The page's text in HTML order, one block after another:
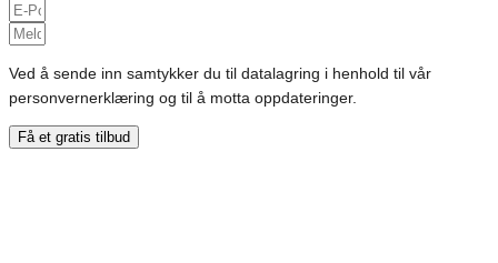
Ved å sende inn samtykker du til datalagring i henhold til vår
personvernerklæring og til å motta oppdateringer.
Få et gratis tilbud